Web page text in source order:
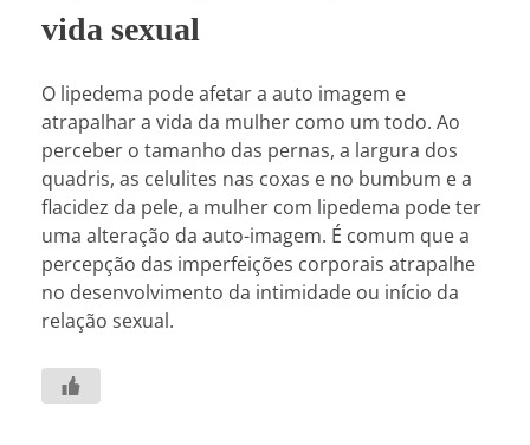
vida sexual
O lipedema pode afetar a auto imagem e
atrapalhar a vida da mulher como um todo. Ao
perceber o tamanho das pernas, a largura dos
quadris, as celulites nas coxas e no bumbum e a
flacidez da pele, a mulher com lipedema pode ter
uma alteração da auto-imagem. É comum que a
percepção das imperfeições corporais atrapalhe
no desenvolvimento da intimidade ou início da
relação sexual.